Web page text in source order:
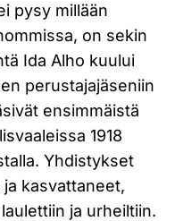
pysy millään
on sekin
Ida Alho kuului
perustajajäseniin
ensimmäistä
1918
Yhdistykset
kasvattaneet,
ja urheiltiin.